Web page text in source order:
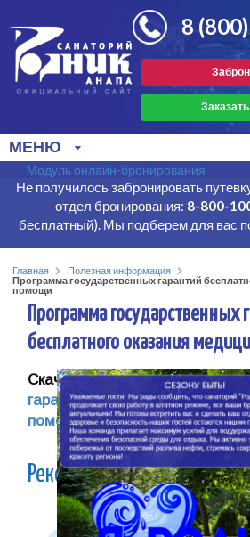
8
МЕНЮ
Модуль онлайн-бронирования
Не получилось забронировать
отдел бронирования: 8-800-
бесплатный). Мы подберем для вас
Главная
Полезная информация
Программа государственных гарантий
помощи
Программа государственных
бесплатного оказания
Скачать«Программа
гарантий бесплатного
помощи»
Рекомендуем